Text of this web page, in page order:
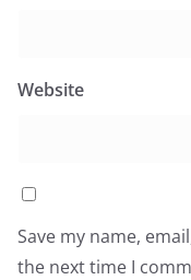
Website
Save my name,
the next time I